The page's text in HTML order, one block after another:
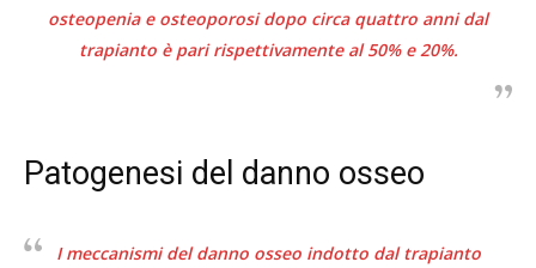
osteopenia e osteoporosi dopo circa quattro anni dal
trapianto è pari rispettivamente al 50% e 20%.
Patogenesi del danno osseo
I meccanismi del danno osseo indotto dal trapianto